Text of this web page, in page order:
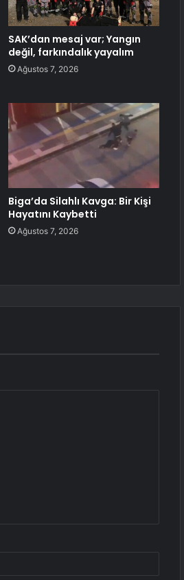
SAK’dan mesaj var; Yangın
değil, farkındalık yayalım
Ağustos 7, 2026
Biga’da Silahlı Kavga: Bir Kişi
Hayatını Kaybetti
Ağustos 7, 2026